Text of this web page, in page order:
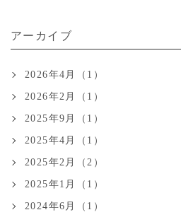
アーカイブ
2026年4月（1）
2026年2月（1）
2025年9月（1）
2025年4月（1）
2025年2月（2）
2025年1月（1）
2024年6月（1）